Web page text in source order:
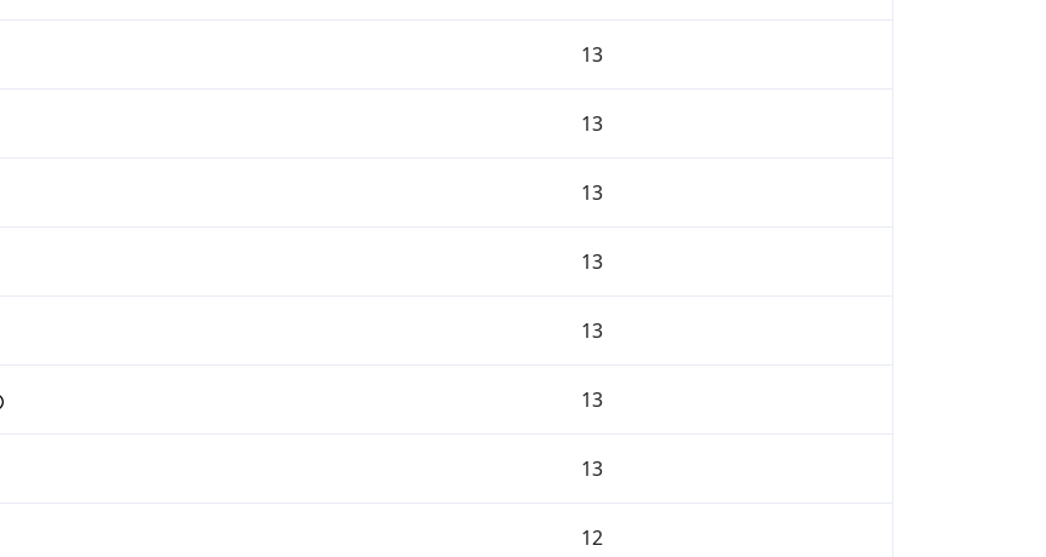
13
13
13
13
13
13
13
12